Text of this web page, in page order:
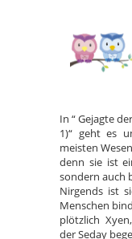
In “ Gejagte
1)“ geht es
meisten
denn sie ist
sondern auch
Nirgends ist
Menschen
plötzlich
der Seday